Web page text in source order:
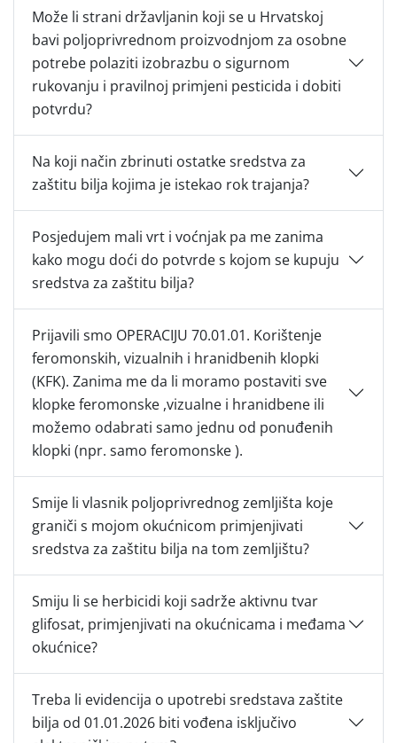
Može li strani državljanin koji se u Hrvatskoj
bavi poljoprivrednom proizvodnjom za osobne
potrebe polaziti izobrazbu o sigurnom
rukovanju i pravilnoj primjeni pesticida i dobiti
potvrdu?
Na koji način zbrinuti ostatke sredstva za
zaštitu bilja kojima je istekao rok trajanja?
Posjedujem mali vrt i voćnjak pa me zanima
kako mogu doći do potvrde s kojom se kupuju
sredstva za zaštitu bilja?
Prijavili smo OPERACIJU 70.01.01. Korištenje
feromonskih, vizualnih i hranidbenih klopki
(KFK). Zanima me da li moramo postaviti sve
klopke feromonske ,vizualne i hranidbene ili
možemo odabrati samo jednu od ponuđenih
klopki (npr. samo feromonske ).
Smije li vlasnik poljoprivrednog zemljišta koje
graniči s mojom okućnicom primjenjivati
sredstva za zaštitu bilja na tom zemljištu?
Smiju li se herbicidi koji sadrže aktivnu tvar
glifosat, primjenjivati na okućnicama i međama
okućnice?
Treba li evidencija o upotrebi sredstava zaštite
bilja od 01.01.2026 biti vođena isključivo